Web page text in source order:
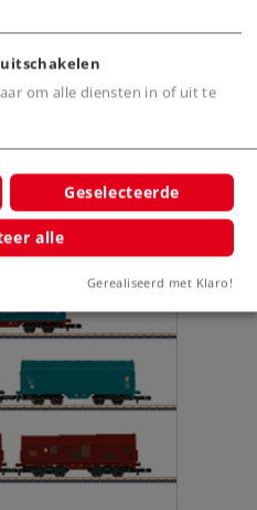
producten
om alle diensten in of uit te
Geselecteerde
alle
Gerealiseerd met Klaro!